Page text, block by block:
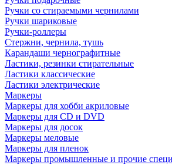
Ручки со стираемыми чернилами
Ручки шариковые
Ручки-роллеры
Стержни, чернила, тушь
Карандаши чернографитные
Ластики, резинки стирательные
Ластики классические
Ластики электрические
Маркеры
Маркеры для хобби акриловые
Маркеры для CD и DVD
Маркеры для досок
Маркеры меловые
Маркеры для пленок
Маркеры промышленные и прочие